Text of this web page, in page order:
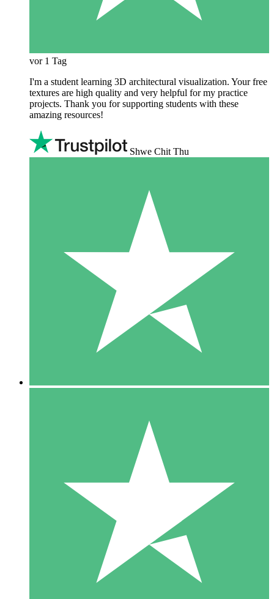
vor 1 Tag
I'm a student learning 3D architectural visualization. Your free
textures are high quality and very helpful for my practice
projects. Thank you for supporting students with these
amazing resources!
Shwe Chit Thu